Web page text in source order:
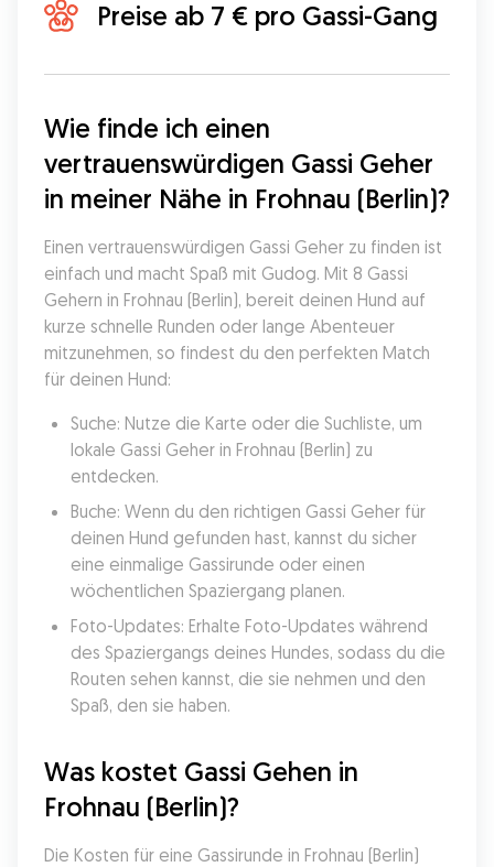
Preise ab 7 € pro Gassi-Gang
Wie finde ich einen
vertrauenswürdigen Gassi Geher
in meiner Nähe in Frohnau (Berlin)?
Einen vertrauenswürdigen Gassi Geher zu finden ist
einfach und macht Spaß mit Gudog. Mit 8 Gassi
Gehern in Frohnau (Berlin), bereit deinen Hund auf
kurze schnelle Runden oder lange Abenteuer
mitzunehmen, so findest du den perfekten Match
für deinen Hund:
Suche: Nutze die Karte oder die Suchliste, um
lokale Gassi Geher in Frohnau (Berlin) zu
entdecken.
Buche: Wenn du den richtigen Gassi Geher für
deinen Hund gefunden hast, kannst du sicher
eine einmalige Gassirunde oder einen
wöchentlichen Spaziergang planen.
Foto-Updates: Erhalte Foto-Updates während
des Spaziergangs deines Hundes, sodass du die
Routen sehen kannst, die sie nehmen und den
Spaß, den sie haben.
Was kostet Gassi Gehen in
Frohnau (Berlin)?
Die Kosten für eine Gassirunde in Frohnau (Berlin)